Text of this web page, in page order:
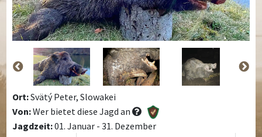
Ort:Svätý Peter, Slowakei
Von:Wer bietet diese Jagd an
Jagdzeit:01. Januar - 31. Dezember